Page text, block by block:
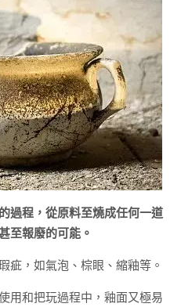
過程，從原料至燒成任何一道
至報廢的可能。
疵，如氣泡、棕眼、縮釉等。
用和把玩過程中，釉面又極易